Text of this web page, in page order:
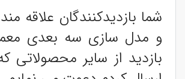
شما بازدیدکنندگان علاقه
و مدل سازی سه بعدی
بازدید از سایر محصولاتی